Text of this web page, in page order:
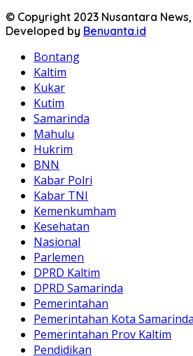
© Copyright 2023 Nusantara
Developed by Benuanta.id
Bontang
Kaltim
Kukar
Kutim
Samarinda
Mahulu
Hukrim
BNN
Kabar Polri
Kabar TNI
Kemenkumham
Kesehatan
Nasional
Parlemen
DPRD Kaltim
DPRD Samarinda
Pemerintahan
Pemerintahan Kota Samarinda
Pemerintahan Prov Kaltim
Pendidikan